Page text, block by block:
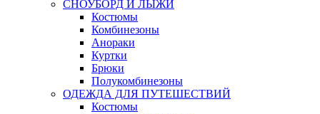
СНОУБОРД И ЛЫЖИ
Костюмы
Комбинезоны
Анораки
Куртки
Брюки
Полукомбинезоны
ОДЕЖДА ДЛЯ ПУТЕШЕСТВИЙ
Костюмы